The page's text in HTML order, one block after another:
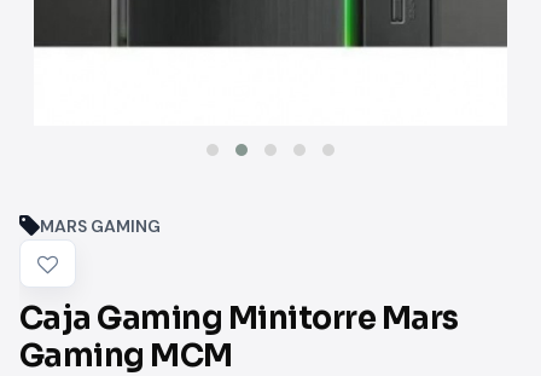
MARS GAMING
Caja Gaming Minitorre Mars
Gaming MCM